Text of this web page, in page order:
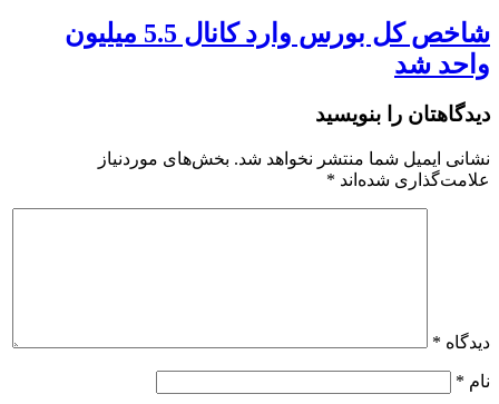
شاخص کل بورس وارد کانال 5.5 میلیون
واحد شد
دیدگاهتان را بنویسید
نشانی ایمیل شما منتشر نخواهد شد. بخش‌های موردنیاز
علامت‌گذاری شده‌اند *
دیدگاه *
نام *